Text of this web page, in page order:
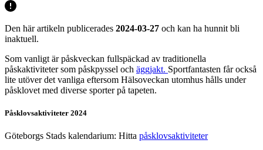
Den här artikeln publicerades 2024-03-27 och kan ha hunnit bli
inaktuell.
Som vanligt är påskveckan fullspäckad av traditionella
påskaktiviteter som påskpyssel och äggjakt. Sportfantasten får också
lite utöver det vanliga eftersom Hälsoveckan utomhus hålls under
påsklovet med diverse sporter på tapeten.
Påsklovsaktiviteter 2024
Göteborgs Stads kalendarium: Hitta påsklovsaktiviteter